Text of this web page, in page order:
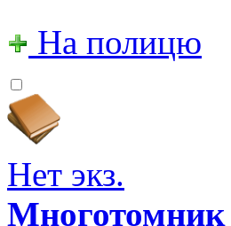
На полицю
Нет экз.
Многотомник